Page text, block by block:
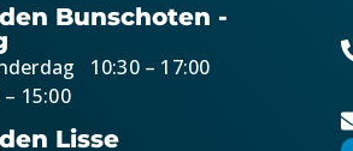
Bunschoten -
10:30 – 17:00
15:00
Lisse